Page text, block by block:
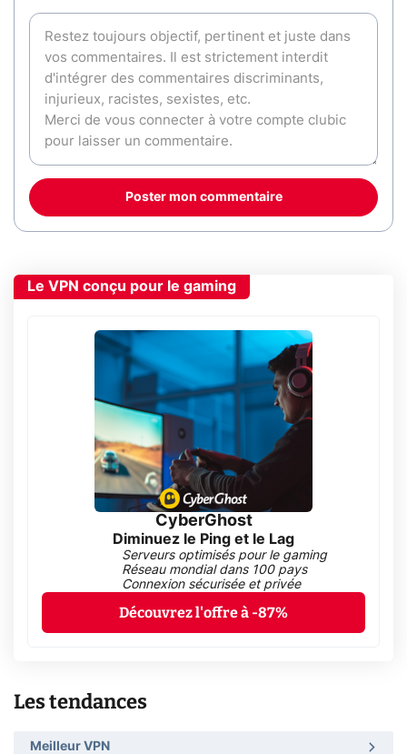
Poster mon commentaire
Le VPN conçu pour le gaming
CyberGhost
Diminuez le Ping et le Lag
Serveurs optimisés pour le gaming
Réseau mondial dans 100 pays
Connexion sécurisée et privée
Découvrez l'offre à -87%
Les tendances
Meilleur VPN